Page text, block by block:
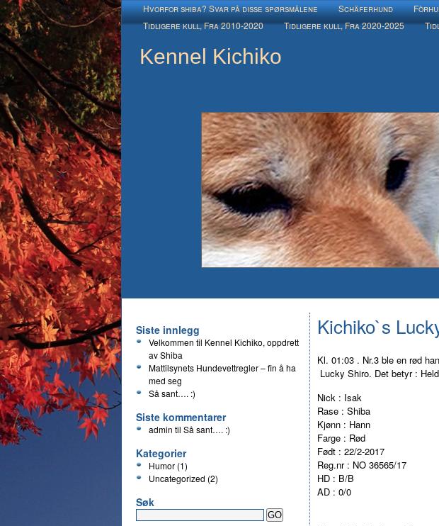
Hvorfor shiba? Svar på disse spørsmålene Schäferhund
Tidligere kull, Fra 2010-2020
Tidligere kull, Fra 2020-2025
Kennel Kichiko
Kichiko`s
Kl. 01:03 . Nr.3 ble en rød
Lucky Shiro. Det betyr :
Nick : Isak
Rase : Shiba
Kjønn : Hann
Farge : Rød
Født : 22/2-2017
Reg.nr : NO 36565/17
HD : B/B
AD : 0/0
Siste innlegg
Velkommen til Kennel Kichiko, oppdrett
av Shiba
Mattilsynets Hundevettregler – fin å ha
med seg
Så sant…. :)
Siste kommentarer
admin til Så sant…. :)
Kategorier
Humor (1)
Uncategorized (2)
Søk